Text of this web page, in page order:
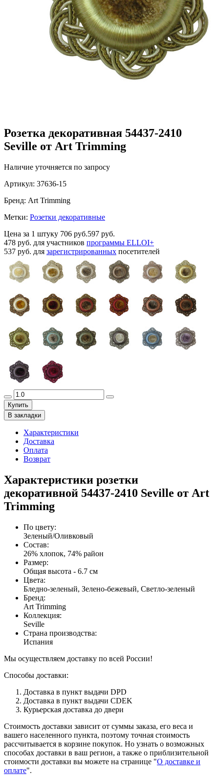
Розетка декоративная 54437-2410
Seville от Art Trimming
Наличие уточняется по запросу
Артикул: 37636-15
Бренд: Art Trimming
Метки: Розетки декоративные
Цена за 1 штуку 706 руб.597 руб.
478 руб. для участников программы ELLOI+
537 руб. для зарегистрированных посетителей
Купить
В закладки
Характеристики
Доставка
Оплата
Возврат
Характеристики розетки
декоративной 54437-2410 Seville от Art
Trimming
По цвету:
Зеленый/Оливковый
Состав:
26% хлопок, 74% район
Размер:
Общая высота - 6.7 см
Цвета:
Бледно-зеленый, Зелено-бежевый, Светло-зеленый
Бренд:
Art Trimming
Коллекция:
Seville
Страна производства:
Испания
Мы осуществляем доставку по всей России!
Способы доставки:
Доставка в пункт выдачи DPD
Доставка в пункт выдачи CDEK
Курьерская доставка до двери
Стоимость доставки зависит от суммы заказа, его веса и
вашего населенного пункта, поэтому точная стоимость
рассчитывается в корзине покупок. Но узнать о возможных
способах доставки в ваш регион, а также о приблизительной
стоимости доставки вы можете на странице "О доставке и
оплате".